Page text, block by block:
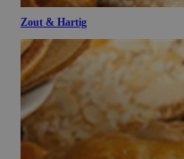
Zout & Hartig